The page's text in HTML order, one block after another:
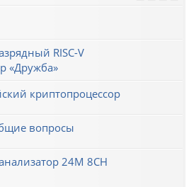
RISC-V
«Дружба»
криптопроцессор
вопросы
24M 8CH